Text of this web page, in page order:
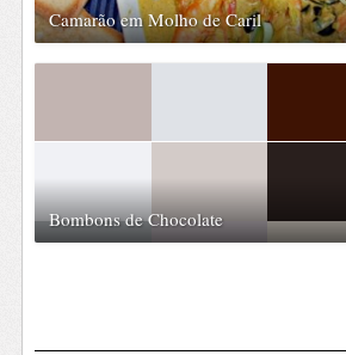
Camarão em Molho de Caril
Bombons de Chocolate